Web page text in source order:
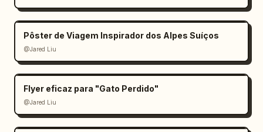
Pôster de Viagem Inspirador dos Alpes Suíços
@Jared Liu
Flyer eficaz para "Gato Perdido"
@Jared Liu